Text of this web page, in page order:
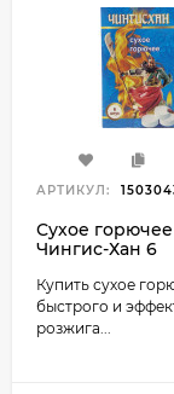
АРТИКУЛ:
Сухое горючее
Чингис-Хан 6
Купить сухое
быстрого и
розжига...